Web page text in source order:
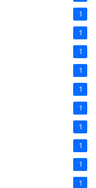
1
1
1
1
1
1
1
1
1
1